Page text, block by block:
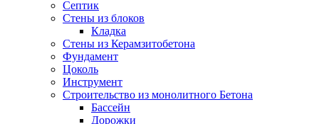
Септик
Стены из блоков
Кладка
Стены из Керамзитобетона
Фундамент
Цоколь
Инструмент
Строительство из монолитного Бетона
Бассейн
Дорожки